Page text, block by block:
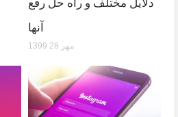
دلایل مختلف و راه حل رفع
آنها
1399 مهر 28